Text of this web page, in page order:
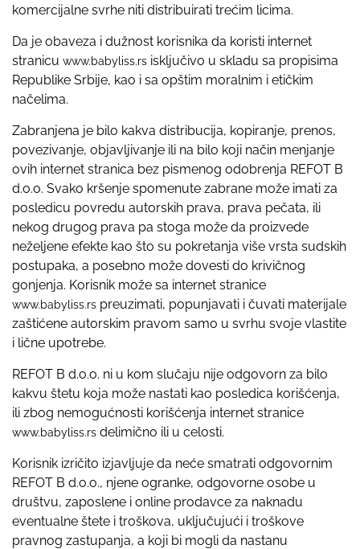
komercijalne svrhe niti distribuirati trećim licima.
Da je obaveza i dužnost korisnika da koristi internet
stranicu www.babyliss.rs isključivo u skladu sa propisima
Republike Srbije, kao i sa opštim moralnim i etičkim
načelima.
Zabranjena je bilo kakva distribucija, kopiranje, prenos,
povezivanje, objavljivanje ili na bilo koji način menjanje
ovih internet stranica bez pismenog odobrenja REFOT B
d.o.o. Svako kršenje spomenute zabrane može imati za
posledicu povredu autorskih prava, prava pečata, ili
nekog drugog prava pa stoga može da proizvede
neželjene efekte kao što su pokretanja više vrsta sudskih
postupaka, a posebno može dovesti do krivičnog
gonjenja. Korisnik može sa internet stranice
www.babyliss.rs preuzimati, popunjavati i čuvati materijale
zaštićene autorskim pravom samo u svrhu svoje vlastite
i lične upotrebe.
REFOT B d.o.o. ni u kom slučaju nije odgovorn za bilo
kakvu štetu koja može nastati kao posledica korišćenja,
ili zbog nemogućnosti korišćenja internet stranice
www.babyliss.rs delimično ili u celosti.
Korisnik izričito izjavljuje da neće smatrati odgovornim
REFOT B d.o.o., njene ogranke, odgovorne osobe u
društvu, zaposlene i online prodavce za naknadu
eventualne štete i troškova, uključujući i troškove
pravnog zastupanja, a koji bi mogli da nastanu